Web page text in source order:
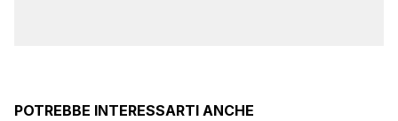
POTREBBE INTERESSARTI ANCHE